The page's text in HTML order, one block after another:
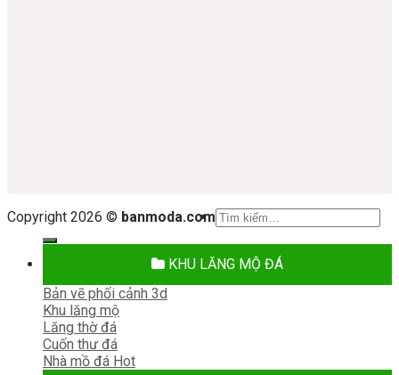
Copyright 2026 © banmoda.com Tìm
KHU LĂNG MỘ ĐÁ
Bản vẽ phối cảnh 3d
Khu lăng mộ
Lăng thờ đá
Cuốn thư đá
Nhà mồ đá